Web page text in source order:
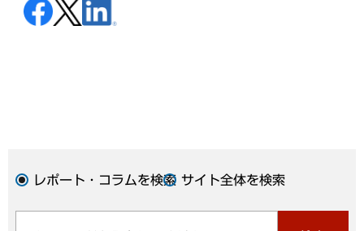
レポート・コラムを検索 サイト全体を検索